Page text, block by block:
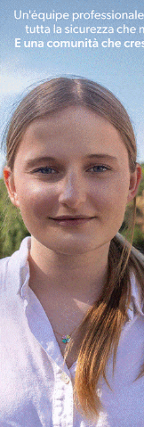
In vetrina 3 Agosto
Estra Notizie
studenti
debutta il
Più lette
Figline Incisa
Piscina di
Pnrr, il
Cronaca 3 Agosto
Scomparso da
Fiorentino
Levane nel